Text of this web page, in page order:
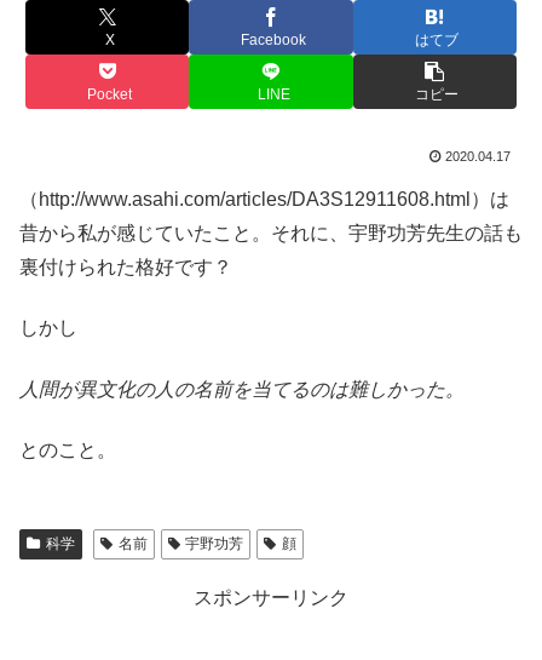
X Facebook はてブ
Pocket LINE コピー
2020.04.17
（http://www.asahi.com/articles/DA3S12911608.html）は
昔から私が感じていたこと。それに、宇野功芳先生の話も
裏付けられた格好です？
しかし
人間が異文化の人の名前を当てるのは難しかった。
とのこと。
科学 名前 宇野功芳 顔
スポンサーリンク